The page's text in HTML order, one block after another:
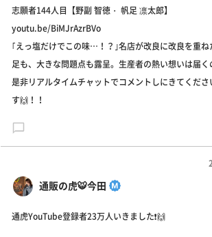
志願者144人目【野副 智徳・ 帆足 凛太郎】
youtu.be/BiMJrAzrBVo
｢えっ塩だけでこの味…！？｣名店が改良に改良を重
足も、大きな問題点も露呈。生産者の熱い想いは届く
是非リアルタイムチャットでコメントしにきてくだ
す🙌！！
通販の虎🐯今田
通虎YouTube登録者23万人いきました❗️🙌